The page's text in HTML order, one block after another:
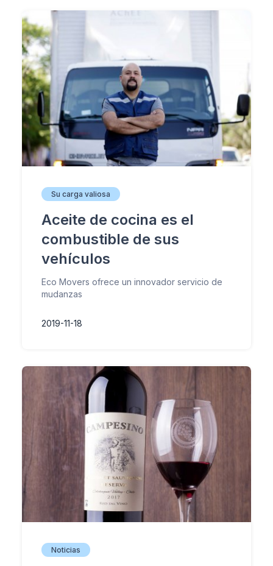
Su carga valiosa
Aceite de cocina es el
combustible de sus
vehículos
Eco Movers ofrece un innovador servicio de
mudanzas
2019-11-18
Noticias